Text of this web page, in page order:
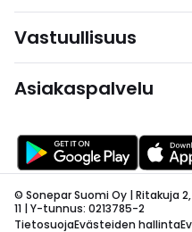
Vastuullisuus
Asiakaspalvelu
© Sonepar Suomi Oy | Ritakuja 2,
11 | Y-tunnus: 0213785-2
TietosuojaEvästeiden hallinta